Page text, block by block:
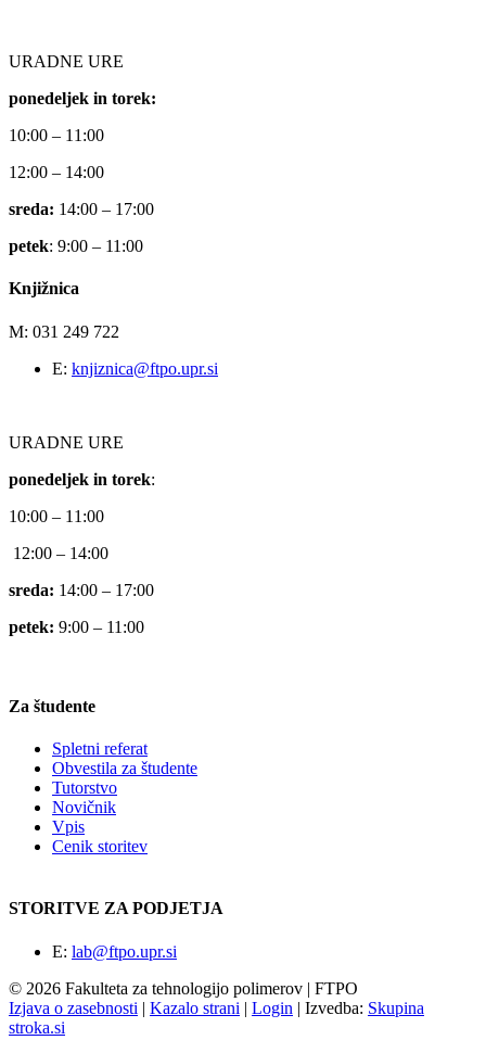
URADNE URE
ponedeljek in torek:
10:00 – 11:00
12:00 – 14:00
sreda: 14:00 – 17:00
petek: 9:00 – 11:00
Knjižnica
M: 031 249 722
E: knjiznica@ftpo.upr.si
URADNE URE
ponedeljek in torek:
10:00 – 11:00
12:00 – 14:00
sreda: 14:00 – 17:00
petek: 9:00 – 11:00
Za študente
Spletni referat
Obvestila za študente
Tutorstvo
Novičnik
Vpis
Cenik storitev
STORITVE ZA PODJETJA
E: lab@ftpo.upr.si
© 2026 Fakulteta za tehnologijo polimerov | FTPO
Izjava o zasebnosti | Kazalo strani | Login | Izvedba: Skupina
stroka.si